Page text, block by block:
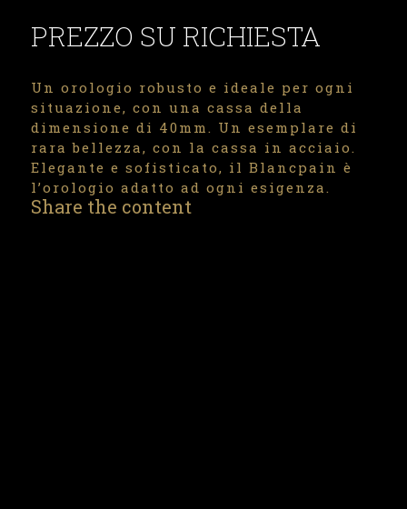
PREZZO SU RICHIESTA
Un orologio robusto e ideale per ogni
situazione, con una cassa della
dimensione di 40mm. Un esemplare di
rara bellezza, con la cassa in acciaio.
Elegante e sofisticato, il Blancpain è
l’orologio adatto ad ogni esigenza.
Share the content